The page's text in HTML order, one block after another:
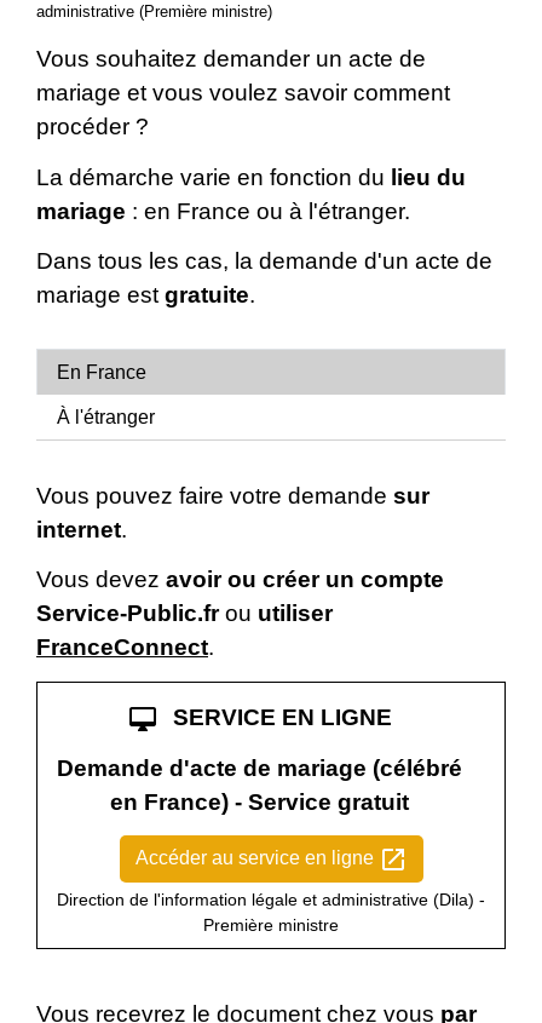
administrative (Première ministre)
Vous souhaitez demander un acte de
mariage et vous voulez savoir comment
procéder ?
La démarche varie en fonction du lieu du
mariage : en France ou à l'étranger.
Dans tous les cas, la demande d'un acte de
mariage estgratuite.
En France
À l'étranger
Vous pouvez faire votre demande sur
internet.
Vous devez avoir ou créer un compte
Service-Public.frou utiliser
FranceConnect.
desktop_mac
SERVICE EN LIGNE
Demande d'acte de mariage (célébré
en France) - Service gratuit
Accéder au service en ligne open_in_new
Direction de l'information légale et administrative (Dila) -
Première ministre
Vous recevrez le document chez vous par